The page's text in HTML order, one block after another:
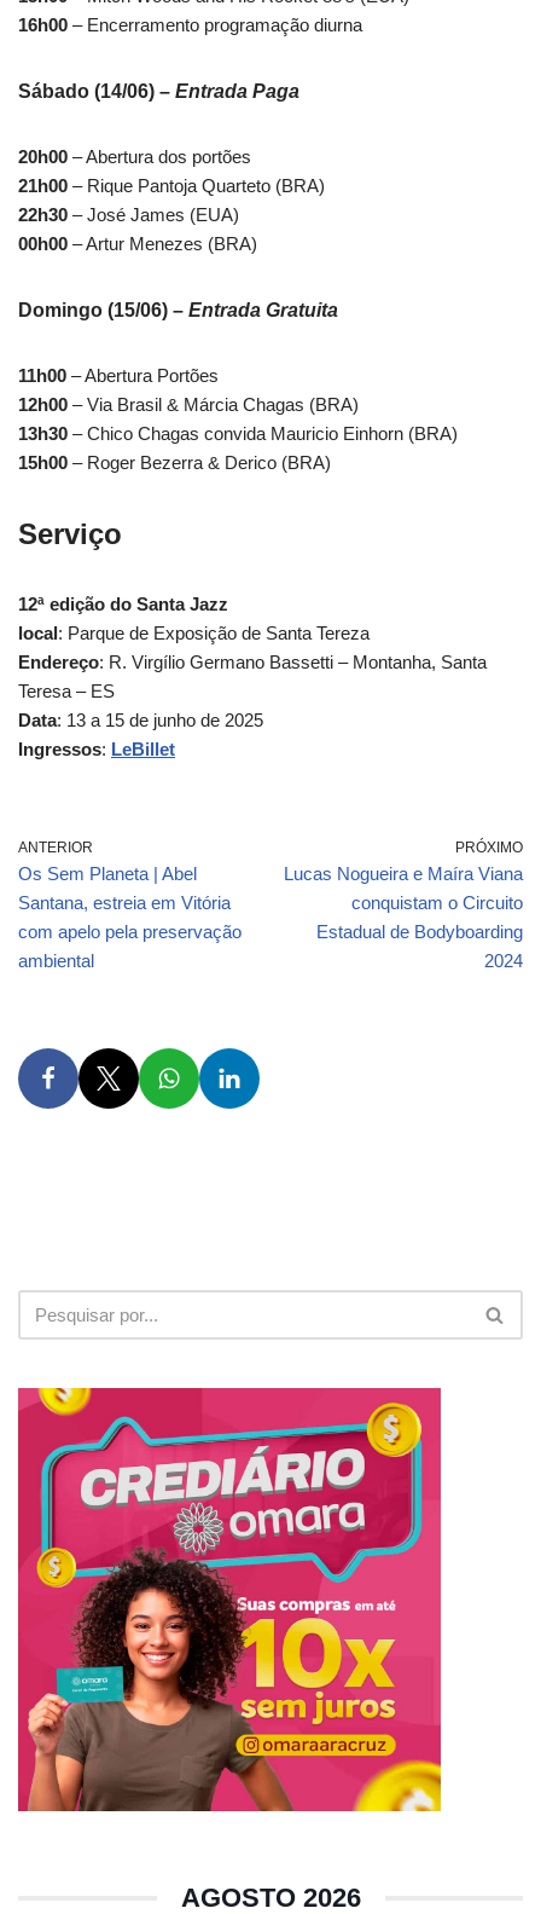
16h00 – Encerramento programação diurna
Sábado (14/06) – Entrada Paga
20h00 – Abertura dos portões
21h00 – Rique Pantoja Quarteto (BRA)
22h30 – José James (EUA)
00h00 – Artur Menezes (BRA)
Domingo (15/06) – Entrada Gratuita
11h00 – Abertura Portões
12h00 – Via Brasil & Márcia Chagas (BRA)
13h30 – Chico Chagas convida Mauricio Einhorn (BRA)
15h00 – Roger Bezerra & Derico (BRA)
Serviço
12ª edição do Santa Jazz
local: Parque de Exposição de Santa Tereza
Endereço: R. Virgílio Germano Bassetti – Montanha, Santa
Teresa – ES
Data: 13 a 15 de junho de 2025
Ingressos: LeBillet
ANTERIOR
Os Sem Planeta | Abel
Santana, estreia em Vitória
com apelo pela preservação
ambiental
PRÓXIMO
Lucas Nogueira e Maíra Viana
conquistam o Circuito
Estadual de Bodyboarding
2024
AGOSTO 2026